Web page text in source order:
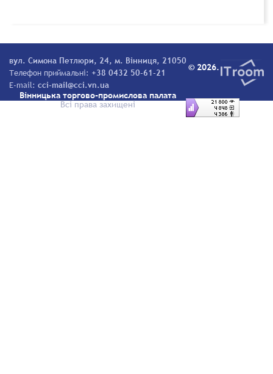
вул. Симона Петлюри, 24, м. Вінниця, 21050
Телефон приймальні: +38 0432 50-61-21
E-mail: cci-mail@cci.vn.ua
© 2026.
Вінницька торгово-промислова палата
Всі права захищені